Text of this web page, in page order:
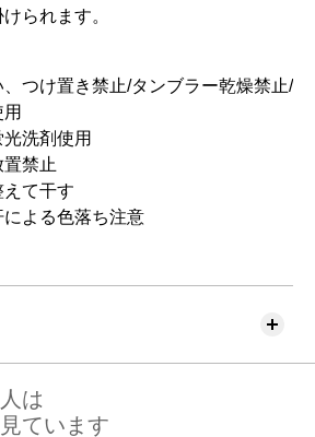
られます。
つけ置き禁止/タンブラー乾燥禁止/
光洗剤使用
置禁止
えて干す
による色落ち注意
は
ています